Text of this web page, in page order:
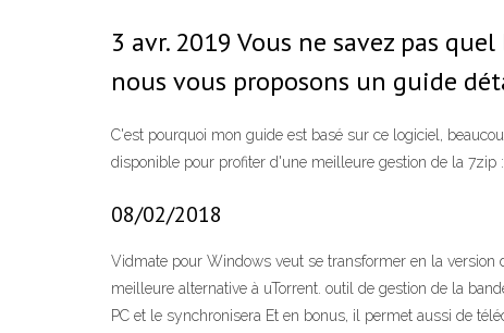
3 avr. 2019 Vous ne savez pas
nous vous proposons un guide
C'est pourquoi mon guide est basé sur ce logiciel,
disponible pour profiter d'une meilleure gestion de la
08/02/2018
Vidmate pour Windows veut se transformer en la
meilleure alternative à uTorrent. outil de gestion de la
PC et le synchronisera Et en bonus, il permet aussi de